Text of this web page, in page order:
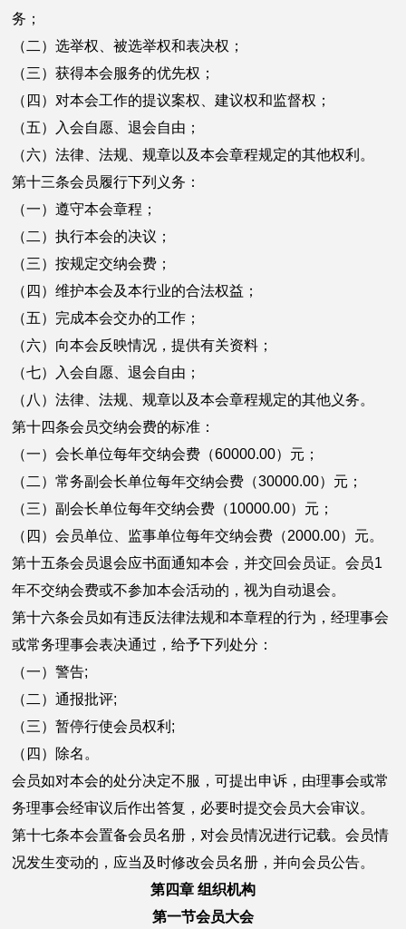
务；
（二）选举权、被选举权和表决权；
（三）获得本会服务的优先权；
（四）对本会工作的提议案权、建议权和监督权；
（五）入会自愿、退会自由；
（六）法律、法规、规章以及本会章程规定的其他权利。
第十三条会员履行下列义务：
（一）遵守本会章程；
（二）执行本会的决议；
（三）按规定交纳会费；
（四）维护本会及本行业的合法权益；
（五）完成本会交办的工作；
（六）向本会反映情况，提供有关资料；
（七）入会自愿、退会自由；
（八）法律、法规、规章以及本会章程规定的其他义务。
第十四条会员交纳会费的标准：
（一）会长单位每年交纳会费（60000.00）元；
（二）常务副会长单位每年交纳会费（30000.00）元；
（三）副会长单位每年交纳会费（10000.00）元；
（四）会员单位、监事单位每年交纳会费（2000.00）元。
第十五条会员退会应书面通知本会，并交回会员证。会员1
年不交纳会费或不参加本会活动的，视为自动退会。
第十六条会员如有违反法律法规和本章程的行为，经理事会
或常务理事会表决通过，给予下列处分：
（一）警告;
（二）通报批评;
（三）暂停行使会员权利;
（四）除名。
会员如对本会的处分决定不服，可提出申诉，由理事会或常
务理事会经审议后作出答复，必要时提交会员大会审议。
第十七条本会置备会员名册，对会员情况进行记载。会员情
况发生变动的，应当及时修改会员名册，并向会员公告。
第四章 组织机构
第一节会员大会